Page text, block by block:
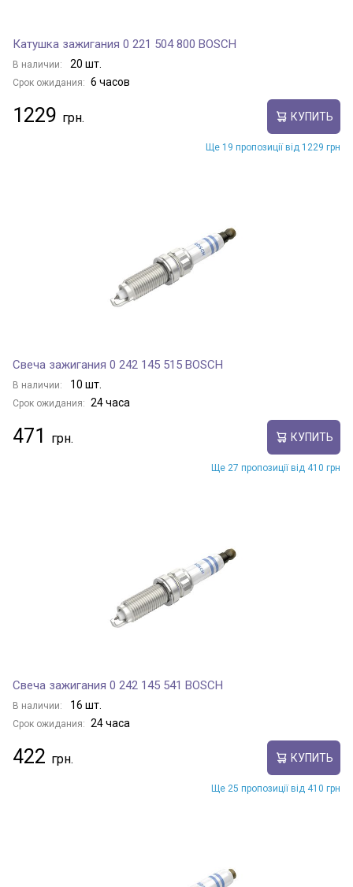
Катушка зажигания 0 221 504 800 BOSCH
В наличии: 20 шт.
Срок ожидания: 6 часов
1229 КУПИТЬ
Ще 19 пропозиції від 1229 грн
Свеча зажигания 0 242 145 515 BOSCH
В наличии: 10 шт.
Срок ожидания: 24 часа
471 КУПИТЬ
Ще 27 пропозиції від 410 грн
Свеча зажигания 0 242 145 541 BOSCH
В наличии: 16 шт.
Срок ожидания: 24 часа
422 КУПИТЬ
Ще 25 пропозиції від 410 грн